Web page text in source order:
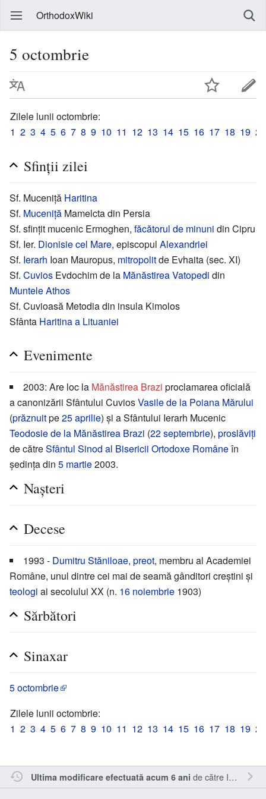
OrthodoxWiki
5 octombrie
Zilele lunii octombrie:
1 2 3 4 5 6 7 8 9 10 11 12 13 14 15 16 17 18 19 20
Sfinții zilei
Sf. Muceniță Haritina
Sf. Muceniță Mamelcta din Persia
Sf. sfințit mucenic Ermoghen, făcătorul de minuni din Cipru
Sf. Ier. Dionisie cel Mare, episcopul Alexandriei
Sf. Ierarh Ioan Mauropus, mitropolitde Evhaita (sec. XI)
Sf. Cuvios Evdochim de la Mănăstirea Vatopedi din
Muntele Athos
Sf. Cuvioasă Metodia din insula Kimolos
Sfânta Haritina a Lituaniei
Evenimente
2003: Are loc la Mănăstirea Brazi proclamarea oficială
a canonizării Sfântului CuviosVasile de la Poiana Mărului
(prăznuitpe25 aprilie) și a Sfântului Ierarh Mucenic
Teodosie de la Mănăstirea Brazi (22 septembrie), proslăviți
de cătreSfântul Sinod al Bisericii Ortodoxe Româneîn
ședința din 5 martie2003.
Nașteri
Decese
1993 - Dumitru Stăniloae, preot, membru al Academiei
Române, unul dintre cei mai de seamă gânditori creștini și
teologi ai secolului XX (n. 16 noiembrie 1903)
Sărbători
Sinaxar
5 octombrie
Zilele lunii octombrie:
1 2 3 4 5 6 7 8 9 10 11 12 13 14 15 16 17 18 19 20
Ultima modificare efectuată acum 6 ani de către Inistea .